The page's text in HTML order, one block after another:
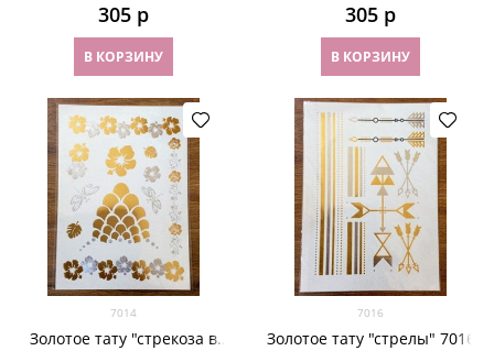
305 р
В КОРЗИНУ
305 р
В КОРЗИНУ
7014
Золотое тату "стрекоза в
7016
Золотое тату "стрелы" 7016